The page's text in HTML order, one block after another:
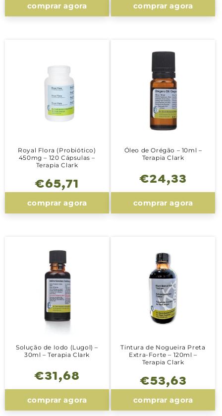
comprar agora comprar agora
Royal Flora (Probiótico)
450mg – 120 Cápsulas –
Terapia Clark
Preço
normal
€65,71
comprar agora
Óleo de Orégão – 10ml –
Terapia Clark
Preço
normal
€24,33
comprar agora
Solução de Iodo (Lugol) –
30ml – Terapia Clark
Preço
normal
€31,68
comprar agora
Tintura de Nogueira Preta
Extra-Forte – 120ml –
Terapia Clark
Preço
normal
€53,63
comprar agora